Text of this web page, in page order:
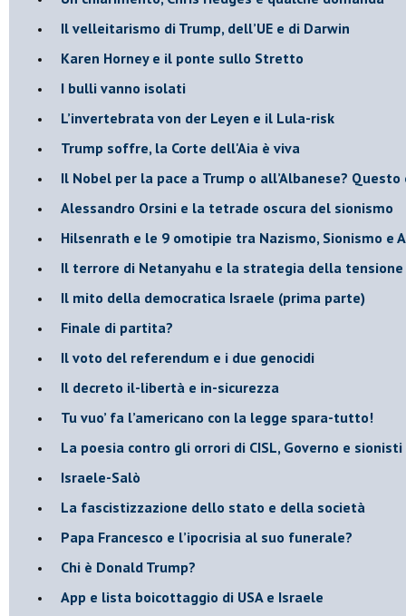
Il velleitarismo di Trump, dell’UE e di Darwin
​Karen Horney e il ponte sullo Stretto
​I bulli vanno isolati
L’invertebrata von der Leyen e il Lula-risk
Trump soffre, la Corte dell'Aia è viva
​Il Nobel per la pace a Trump o all’Albanese?
​Alessandro Orsini e la tetrade oscura del sionismo
​Hilsenrath e le 9 omotipie tra Nazismo, Sionismo e
​Il terrore di Netanyahu e la strategia della tensione
Il mito della democratica Israele (prima parte)
​Finale di partita?
​Il voto del referendum e i due genocidi
Il decreto il-libertà e in-sicurezza
Tu vuo’ fa l’americano con la legge spara-tutto!
La poesia contro gli orrori di CISL, Governo e sionisti
Israele-Salò
​La fascistizzazione dello stato e della società
Papa Francesco e l’ipocrisia al suo funerale?
​Chi è Donald Trump?
App e lista boicottaggio di USA e Israele